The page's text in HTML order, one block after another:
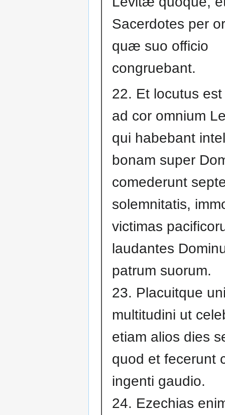
Sacerdotes per
quæ suo officio
congruebant.
22. Et locutus
ad cor omnium
qui habebant
bonam super
comederunt
solemnitatis,
victimas
laudantes
patrum suorum.
23. Placuitque
multitudini ut
etiam alios dies
quod et fecerunt
ingenti gaudio.
24. Ezechias